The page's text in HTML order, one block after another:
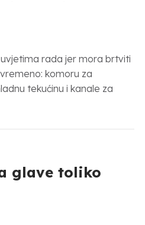
rada jer mora brtviti
komoru za
tekućinu i kanale za
glave toliko